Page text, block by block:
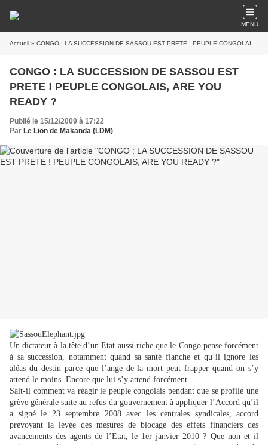
MENU
Accueil » CONGO : LA SUCCESSION DE SASSOU EST PRETE ! PEUPLE CONGOLAIS, ARE YOU READY ?
CONGO : LA SUCCESSION DE SASSOU EST
PRETE ! PEUPLE CONGOLAIS, ARE YOU
READY ?
Publié le 15/12/2009 à 17:22
Par Le Lion de Makanda (LDM)
Un dictateur à la tête d’un Etat aussi riche que le Congo pense forcément
à sa succession, notamment quand sa santé flanche et qu’il ignore les
aléas du destin parce que l’ange de la mort peut frapper quand on s’y
attend le moins. Encore que lui s’y attend forcément.
Sait-il comment va réagir le peuple congolais pendant que se profile une
grève générale suite au refus du gouvernement à appliquer l’Accord qu’il
a signé le 23 septembre 2008 avec les centrales syndicales, accord
prévoyant la levée des mesures de blocage des effets financiers des
avancements des agents de l’Etat, le 1er janvier 2010 ? Que non et il